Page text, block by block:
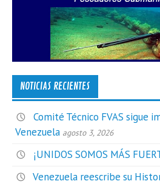
NOTICIAS RECIENTES
Comité Técnico FVAS sigue
Venezuela agosto 3, 2026
¡UNIDOS SOMOS MÁS
Venezuela reescribe su